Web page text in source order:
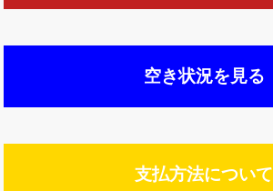
空き状況を見る
支払方法について